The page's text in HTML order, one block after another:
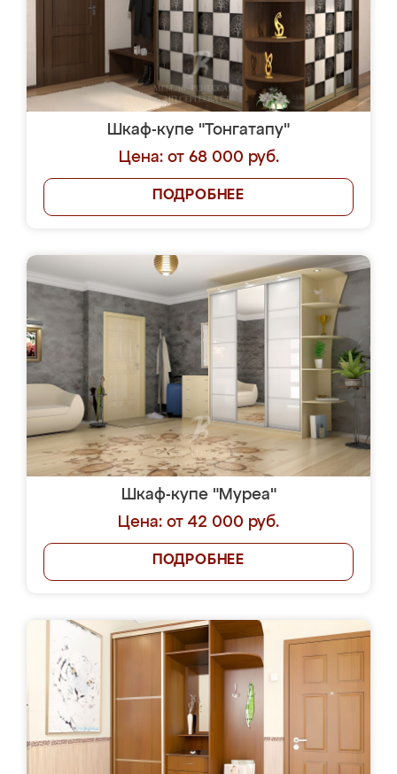
Шкаф-купе "Тонгатапу"
Цена: от 68 000 руб.
ПОДРОБНЕЕ
Шкаф-купе "Муреа"
Цена: от 42 000 руб.
ПОДРОБНЕЕ